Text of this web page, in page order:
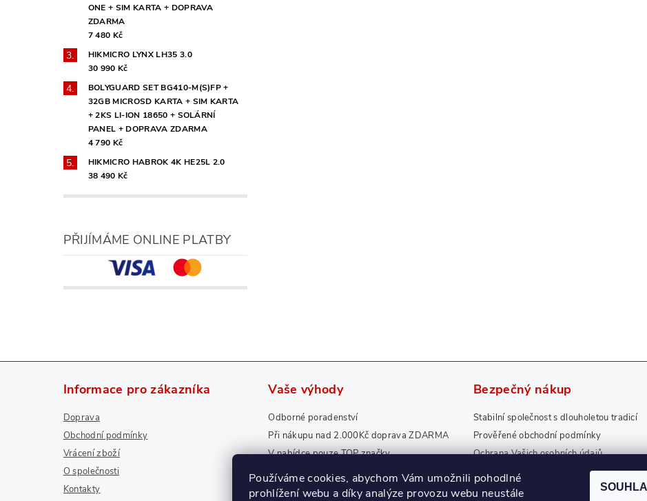
ONE + SIM KARTA + DOPRAVA
ZDARMA
7 480 Kč
HIKMICRO LYNX LH35 3.0
30 990 Kč
BOLYGUARD SET BG410-M(S)FP +
32GB MICROSD KARTA + SIM KARTA
+ 2KS LI-ION 18650 + SOLÁRNÍ
PANEL + DOPRAVA ZDARMA
4 790 Kč
HIKMICRO HABROK 4K HE25L 2.0
38 490 Kč
PŘIJÍMÁME ONLINE PLATBY
Informace pro zákazníka
Doprava
Obchodní podmínky
Vrácení zboží
O společnosti
Kontakty
Vaše výhody
Odborné poradenství
Při nákupu nad 2.000Kč doprava ZDARMA
V nabídce pouze TOP značky
Nadstandardní záruky a servis
Bezpečný nákup
Stabilní společnost s dlouholetou tradicí
Prověřené obchodní podmínky
Ochrana Vašich osobních údajů
Zboží splňuje přísné normy EU
Používáme cookies, abychom Vám umožnili pohodlné
prohlížení webu a díky analýze provozu webu neustále